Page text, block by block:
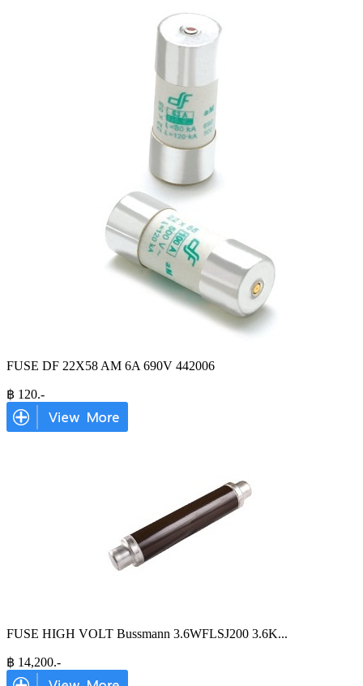
FUSE DF 22X58 AM 6A 690V 442006
฿ 120.-
FUSE HIGH VOLT Bussmann 3.6WFLSJ200 3.6K...
฿ 14,200.-